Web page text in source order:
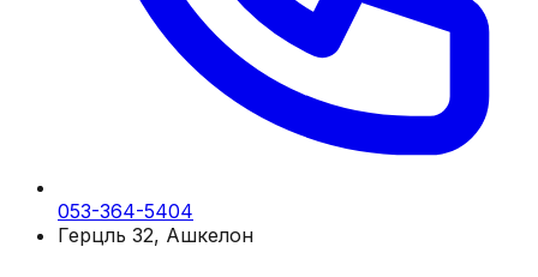
053-364-5404
Герцль 32, Ашкелон